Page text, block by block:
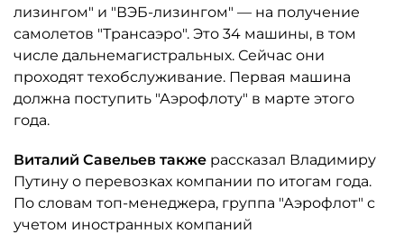
лизингом" и "ВЭБ-лизингом" — на получение
самолетов "Трансаэро". Это 34 машины, в том
числе дальнемагистральных. Сейчас они
проходят техобслуживание. Первая машина
должна поступить "Аэрофлоту" в марте этого
года.
Виталий Савельев также рассказал Владимиру
Путину о перевозках компании по итогам года.
По словам топ-менеджера, группа "Аэрофлот" с
учетом иностранных компаний